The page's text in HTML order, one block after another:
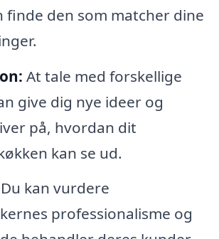
finde den som matcher dine
At tale med forskellige
give dig nye ideer og
på, hvordan dit
kan se ud.
Du kan vurdere
professionalisme og